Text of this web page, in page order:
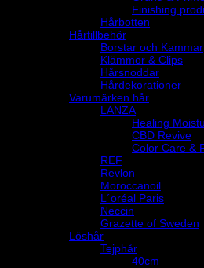
Finishing
Hårbotten
Hårtillbehör
Borstar och Kammar
Klämmor & Clips
Hårsnoddar
Hårdekorationer
Varumärken hår
LANZA
Healing
CBD Revive
Color Care &
REF
Revlon
Moroccanoil
L´oréal Paris
Neccin
Grazette of Sweden
Löshår
Tejphår
40cm